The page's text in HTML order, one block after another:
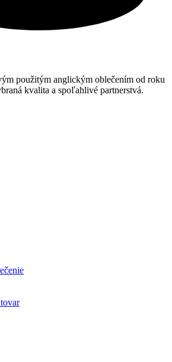
použitým anglickým oblečením od roku
kvalita a spoľahlivé partnerstvá.